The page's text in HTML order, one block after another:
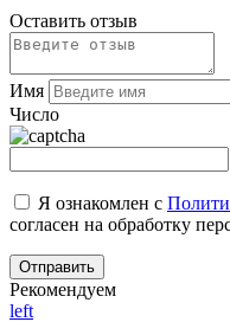
Оставить отзыв
Имя
Число
Я ознакомлен с
согласен на обработку
Рекомендуем
left